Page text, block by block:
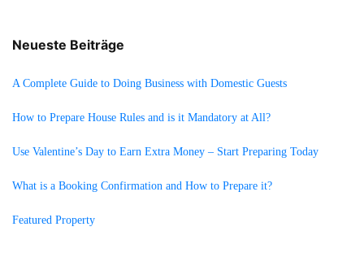
Neueste Beiträge
A Complete Guide to Doing Business with Domestic Guests
How to Prepare House Rules and is it Mandatory at All?
Use Valentine’s Day to Earn Extra Money – Start Preparing Today
What is a Booking Confirmation and How to Prepare it?
Featured Property